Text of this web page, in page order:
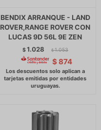
BENDIX ARRANQUE - LAND
ROVER,RANGE ROVER CON
LUCAS 9D 56L 9E ZEN
$1.028 $ 1.053
$ 874